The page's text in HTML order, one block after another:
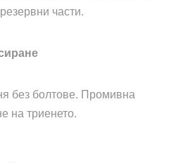
части.
без болтове. Промивна
на триенето.